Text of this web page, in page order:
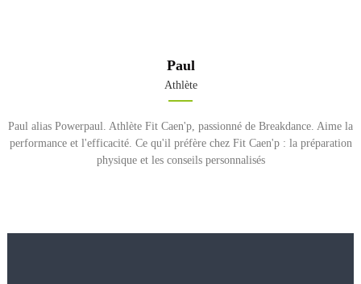
Paul
Athlète
Paul alias Powerpaul. Athlète Fit Caen'p, passionné de Breakdance. Aime la
performance et l'efficacité. Ce qu'il préfère chez Fit Caen'p : la préparation
physique et les conseils personnalisés